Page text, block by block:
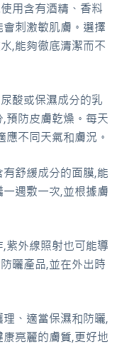
用含有酒精、香料
刺激敏肌膚。選擇
,能夠徹底清潔而不
酸或保濕成分的乳
預防皮膚乾燥。每天
不同天氣和膚況。
舒緩成分的面膜,能
週敷一次,並根據膚
紫外線照射也可能導
曬產品,並在外出時
、適當保濕和防曬,
亮麗的膚質,更好地